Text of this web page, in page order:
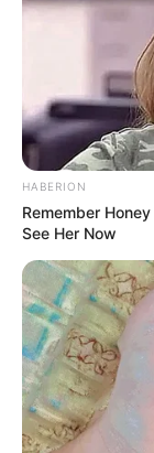
HABERION
Remember
See Her Now